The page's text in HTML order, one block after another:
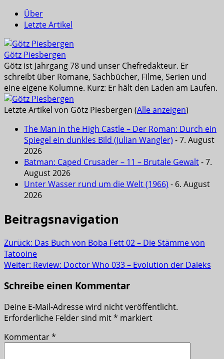
Über
Letzte Artikel
Götz Piesbergen
Götz ist Jahrgang 78 und unser Chefredakteur. Er
schreibt über Romane, Sachbücher, Filme, Serien und
eine eigene Kolumne. Kurz: Er hält den Laden am Laufen.
Letzte Artikel von Götz Piesbergen (Alle anzeigen)
The Man in the High Castle – Der Roman: Durch ein
Spiegel ein dunkles Bild (Julian Wangler) - 7. August
2026
Batman: Caped Crusader – 11 – Brutale Gewalt- 7.
August 2026
Unter Wasser rund um die Welt (1966) - 6. August
2026
Beitragsnavigation
Zurück: Das Buch von Boba Fett 02 – Die Stämme von
Tatooine
Weiter: Review: Doctor Who 033 – Evolution der Daleks
Schreibe einen Kommentar
Deine E-Mail-Adresse wird nicht veröffentlicht.
Erforderliche Felder sind mit* markiert
Kommentar*